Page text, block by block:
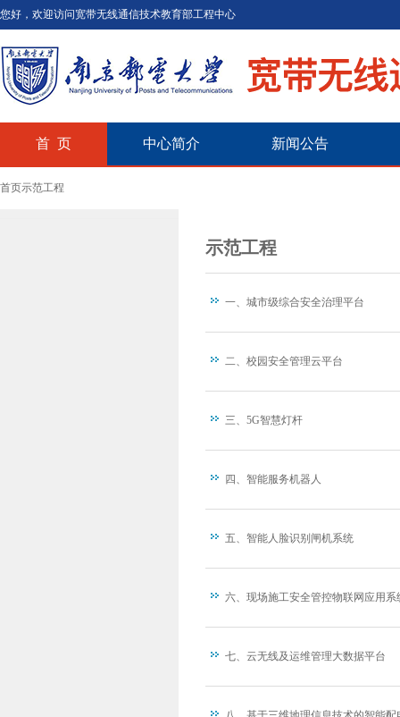
您好，欢迎访问宽带无线通信技术教育部工程中心
首 页 中心简介 新闻公告
首页示范工程
示范工程
一、城市级综合安全治理平台
二、校园安全管理云平台
三、5G智慧灯杆
四、智能服务机器人
五、智能人脸识别闸机系统
六、现场施工安全管控物联网应用系
七、云无线及运维管理大数据平台